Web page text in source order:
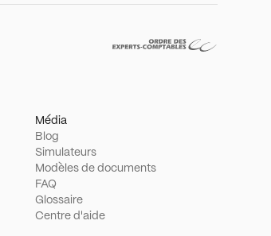
Média
Blog
Simulateurs
Modèles de documents
FAQ
Glossaire
Centre d'aide